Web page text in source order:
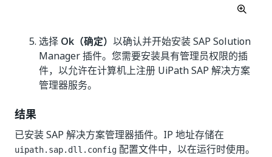
选择 Ok（确定） 以确认并开始安装 SAP Solution
Manager 插件。您需要安装具有管理员权限的插
件，以允许在计算机上注册 UiPath SAP 解决方案
管理器服务。
结果
已安装 SAP 解决方案管理器插件。IP 地址存储在
uipath.sap.dll.config 配置文件中，以在运行时使用。